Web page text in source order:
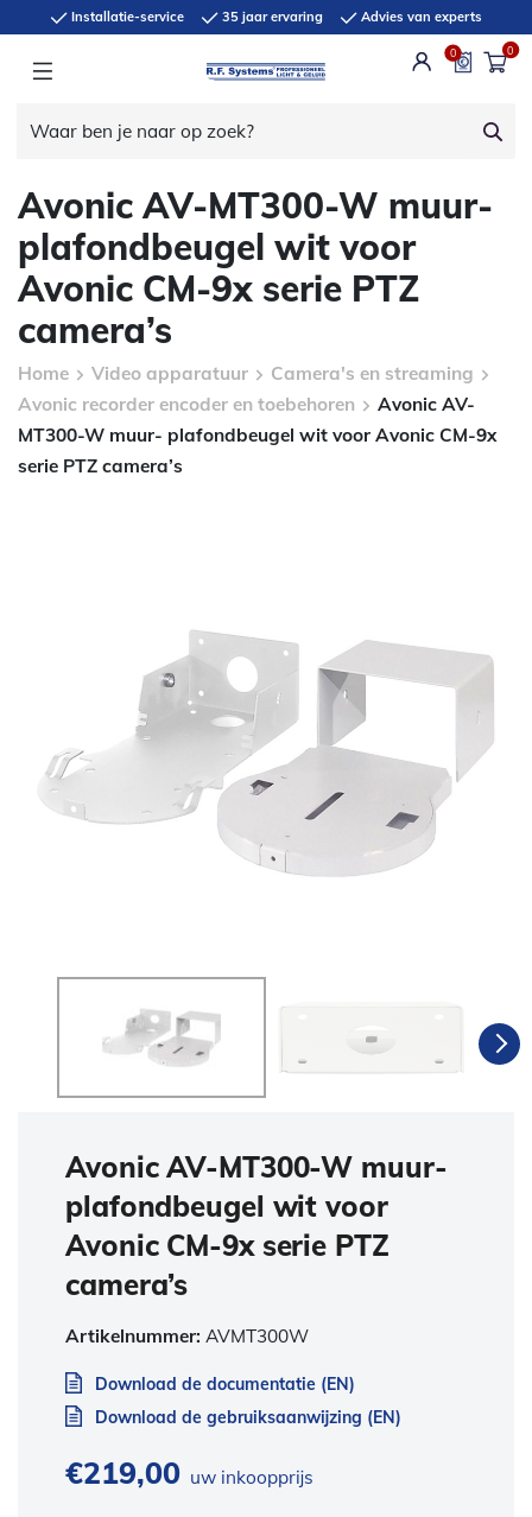
Installatie-service 35 jaar ervaring Advies van experts
0 0
Avonic AV-MT300-W muur-
plafondbeugel wit voor
Avonic CM-9x serie PTZ
camera’s
Home Video apparatuur
Camera's en streaming
Avonic recorder encoder en toebehoren
Avonic AV-
MT300-W muur- plafondbeugel wit voor Avonic CM-9x
serie PTZ camera’s
Avonic AV-MT300-W muur-
plafondbeugel wit voor
Avonic CM-9x serie PTZ
camera’s
Artikelnummer: AVMT300W
Download de documentatie (EN)
Download de gebruiksaanwijzing (EN)
€219,00 uw inkoopprijs